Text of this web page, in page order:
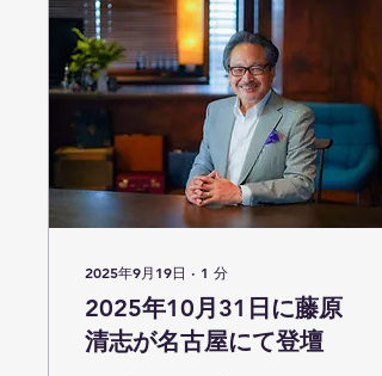
催される予定です。
2025年9月19日 ∙ 1 分
2025年10月31日に藤原
清志が名古屋にて登壇